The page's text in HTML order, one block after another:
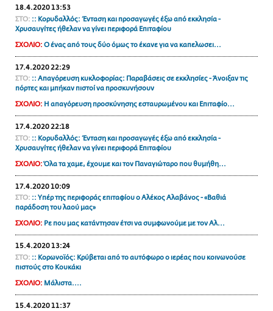
LIFOLAND
CITY GUIDE
ΑΜΠΑ
PRINT
18.4.2020 13:53
ΣΤΟ: :: Κορυδαλλός: Ένταση και προσαγωγές έξω από εκκλησία -
Χρυσαυγίτες ήθελαν να γίνει περιφορά Επιταφίου
ΣΧΟΛΙΟ: Ο ένας από τους δύο όμως το έκανε για να καπελωσει...
17.4.2020 22:29
ΣΤΟ: :: Απαγόρευση κυκλοφορίας: Παραβάσεις σε εκκλησίες - Άνοιξαν τις
πόρτες και μπήκαν πιστοί να προσκυνήσουν
ΣΧΟΛΙΟ: Η απαγόρευση προσκύνησης εσταυρωμένου και Επιταφίο...
17.4.2020 22:18
ΣΤΟ: :: Κορυδαλλός: Ένταση και προσαγωγές έξω από εκκλησία -
Χρυσαυγίτες ήθελαν να γίνει περιφορά Επιταφίου
ΣΧΟΛΙΟ: Όλα τα χαμε, έχουμε και τον Παναγιώταρο που θυμήθη...
17.4.2020 10:09
ΣΤΟ: :: Υπέρ της περιφοράς επιταφίου ο Αλέκος Αλαβάνος - «Βαθιά
παράδοση του λαού μας»
ΣΧΟΛΙΟ: Ρε που μας κατάντησαν έτσι να συμφωνούμε με τον Αλ...
15.4.2020 13:24
ΣΤΟ: :: Κορωνοϊός: Κρύβεται από το αυτόφωρο ο ιερέας που κοινωνούσε
πιστούς στο Κουκάκι
ΣΧΟΛΙΟ: Μάλιστα....
15.4.2020 11:37